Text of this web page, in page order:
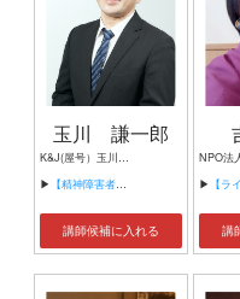
玉川 謙一郎
K&J(屋号）玉川謙一郎
▶ 【精神障害者だって働ける！】
講師候補に入れる
▶ 【ライフヒストリ
講